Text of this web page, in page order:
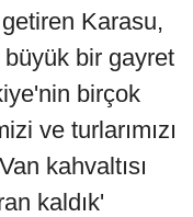
getiren Karasu,
büyük bir gayret
birçok
ve turlarımızı
kahvaltısı
kaldık'